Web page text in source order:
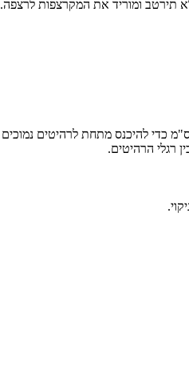
תירטב ומוריד את המקרצפות לרצפה.
רגלי הרהיטים.